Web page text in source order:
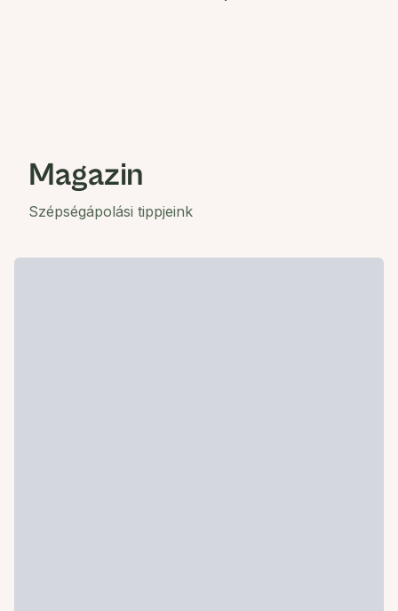
Magazin
Szépségápolási tippjeink